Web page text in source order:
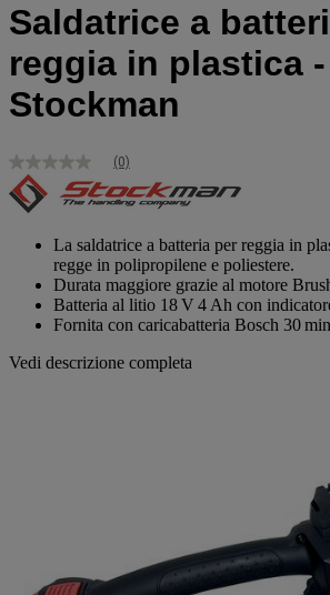
Saldatrice a
reggia in plastica -
Stockman
Nessuna
valutazione
Stesso
pagina.
(0)
La saldatrice a batteria per reggia in
regge in polipropilene e poliestere.
Durata maggiore grazie al motore
Batteria al litio 18 V 4 Ah con
Fornita con caricabatteria Bosch 30
Vedi descrizione completa